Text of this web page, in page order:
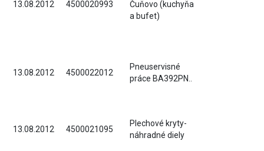
13.08.2012 4500020993
Čuňovo (kuchyňa
a bufet)
13.08.2012 4500022012
Pneuservisné
práce BA392PN..
13.08.2012 4500021095
Plechové kryty-
náhradné diely